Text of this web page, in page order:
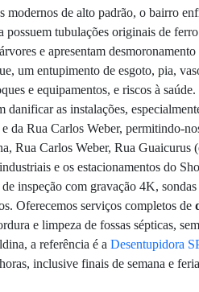
de alto padrão, o bairro
tubulações originais de
e apresentam
um entupimento de esgoto, pia,
e equipamentos, e riscos à saúde.
as instalações,
Rua Carlos Weber, permitindo-
Rua Carlos Weber, Rua Guaicurus
e os estacionamentos do
inspeção com gravação 4K,
Oferecemos serviços completos de
e limpeza de fossas sépticas,
a referência é a Desentupidora
inclusive finais de semana e